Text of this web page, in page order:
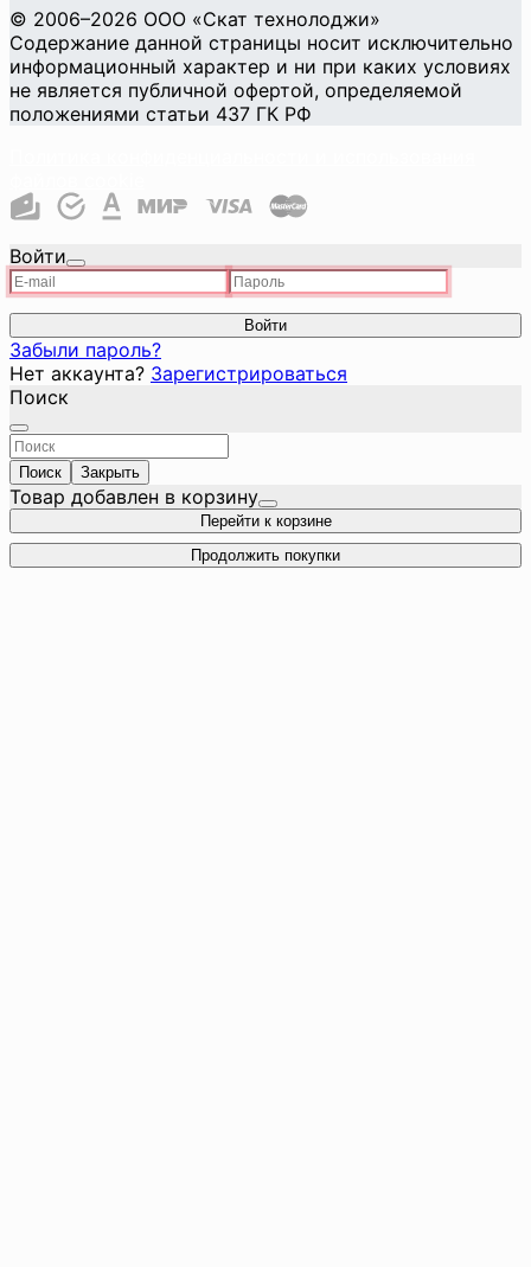
© 2006–2026 ООО «Скат технолоджи»
Содержание данной страницы носит исключительно
информационный характер и ни при каких условиях
не является публичной офертой, определяемой
положениями статьи 437 ГК РФ
Войти
Войти
Забыли пароль?
Нет аккаунта? Зарегистрироваться
Поиск
Поиск Закрыть
Товар добавлен в корзину
Перейти к корзине
Продолжить покупки